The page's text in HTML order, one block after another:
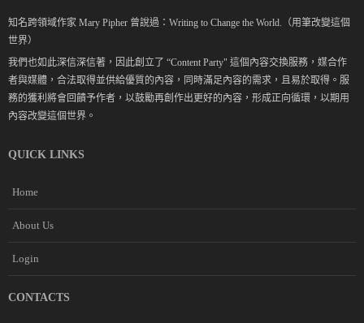
知名跨領域作家 Mary Pipher 曾說過：Writing to Change the World.（用筆改變這個
世界）
我們也如此深信深信著，因此創立了 “Content Party" 這個內容交換服務，媒合作
者與媒體，合法取得並供給優質的內容，同時滿足內容的需求，且易於取得。服
務的獲利將會回饋予作者，以鼓勵再創作出更好的內容，形成正向循環，以期用
內容改變這個世界。
QUICK LINKS
Home
About Us
Login
CONTACTS